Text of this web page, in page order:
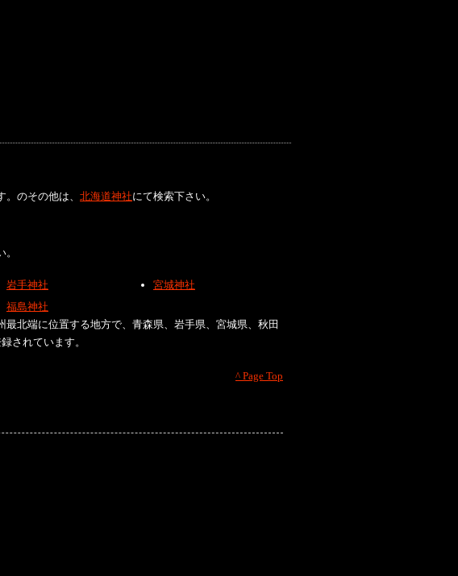
のその他は、 北海道神社にて検索下さい。
岩手神社
宮城神社
福島神社
北端に位置する地方で、青森県、岩手県、宮城県、秋田
されています。
^ Page Top